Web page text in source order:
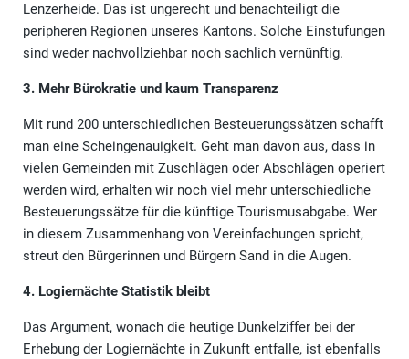
Lenzerheide. Das ist ungerecht und benachteiligt die
peripheren Regionen unseres Kantons. Solche Einstufungen
sind weder nachvollziehbar noch sachlich vernünftig.
3. Mehr Bürokratie und kaum Transparenz
Mit rund 200 unterschiedlichen Besteuerungssätzen schafft
man eine Scheingenauigkeit. Geht man davon aus, dass in
vielen Gemeinden mit Zuschlägen oder Abschlägen operiert
werden wird, erhalten wir noch viel mehr unterschiedliche
Besteuerungssätze für die künftige Tourismusabgabe. Wer
in diesem Zusammenhang von Vereinfachungen spricht,
streut den Bürgerinnen und Bürgern Sand in die Augen.
4. Logiernächte Statistik bleibt
Das Argument, wonach die heutige Dunkelziffer bei der
Erhebung der Logiernächte in Zukunft entfalle, ist ebenfalls